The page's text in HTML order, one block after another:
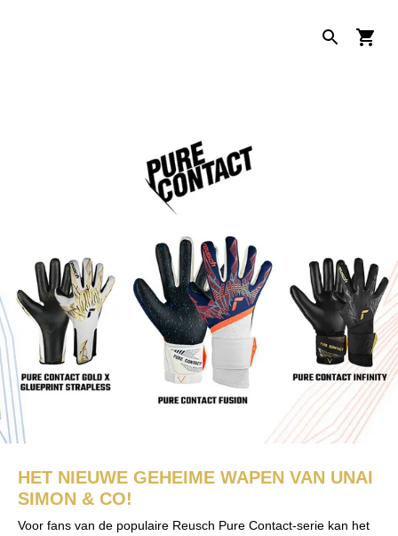
HET NIEUWE GEHEIME WAPEN VAN UNAI
SIMON & CO!
Voor fans van de populaire Reusch Pure Contact-serie kan het